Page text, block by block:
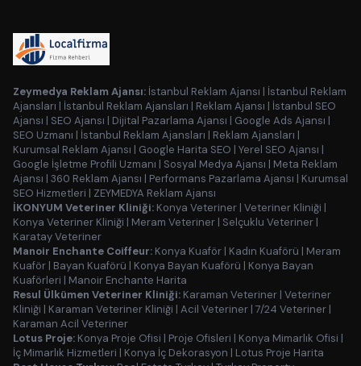
Zeymedya Reklam Ajansı: İstanbul Reklam Ajansı | İstanbul Reklam
Ajansları | İstanbul Reklam Ajansları | Reklam Ajansı | İstanbul SEO
Ajansı | SEO Ajansı | Dijital Pazarlama Ajansı | Google Ads Ajansı |
SEO Uzmanı | İstanbul Reklam Ajansları | Reklam Ajansları |
Kurumsal Reklam Ajansı | Google Harita SEO | Yerel SEO Ajansı |
Google İşletme Profili Uzmanı | Sosyal Medya Ajansı | Meta Reklam
Ajansı | 360 Reklam Ajansı | Performans Pazarlama Ajansı | Kurumsal
SEO Hizmetleri | ZEYMEDYA Reklam Ajansı
İKONYUM Veteriner Kliniği: Konya Veteriner | Veteriner Kliniği |
Konya Veteriner Kliniği | Meram Veteriner | Selçuklu Veteriner |
Karatay Veteriner
Manoir Enchante Coiffeur: Konya Kuaför | Kadın Kuaförü | Meram
Kuaför | Bayan Kuaförü | Konya Bayan Kuaförü | Konya Bayan
Kuaförleri | Manoir Enchante Harita
Resul Ülkümen Veteriner Kliniği: Karaman Veteriner | Veteriner
Kliniği | Karaman Veteriner Kliniği | Acil Veteriner | 7/24 Veteriner |
Karaman Acil Veteriner
Lotus Proje: Konya Proje Ofisi | Proje Ofisleri | Konya Mimarlık Ofisi |
İç Mimarlık Hizmetleri | Konya İç Dekorasyon | Lotus Proje Harita